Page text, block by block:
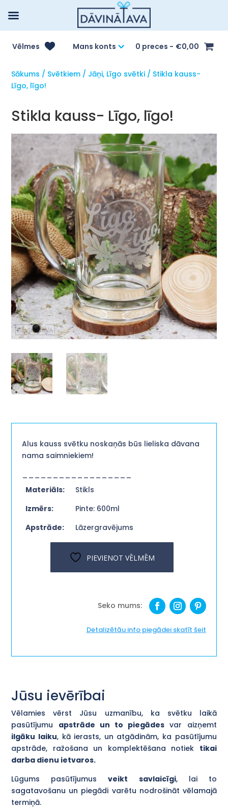
Vēlmes Mans konts 0 preces €0,00
Sākums / Svētkiem / Jāņi, Līgo svētki / Stikla kauss-
Līgo, līgo!
Stikla kauss- Līgo, līgo!
Alus kauss svētku noskaņās būs lieliska dāvana
nama saimniekiem!
Materiāls:
Stikls
Izmērs:
Pinte: 600ml
Apstrāde:
Lāzergravējums
PIEVIENOT VĒLMĒM
Detalizētāu info piegādei skatīt šeit
Jūsu ievērībai
Vēlamies vērst Jūsu uzmanību, ka svētku laikā
pasūtījumu apstrāde un to piegādes var aizņemt
ilgāku laiku, kā ierasts, un atgādinām, ka pasūtījumu
apstrāde, ražošana un komplektēšana notiek tikai
darba dienu ietvaros.
Lūgums pasūtījumusveikt savlaicīgi, lai to
sagatavošanu un piegādi varētu nodrošināt vēlamajā
termiņā.